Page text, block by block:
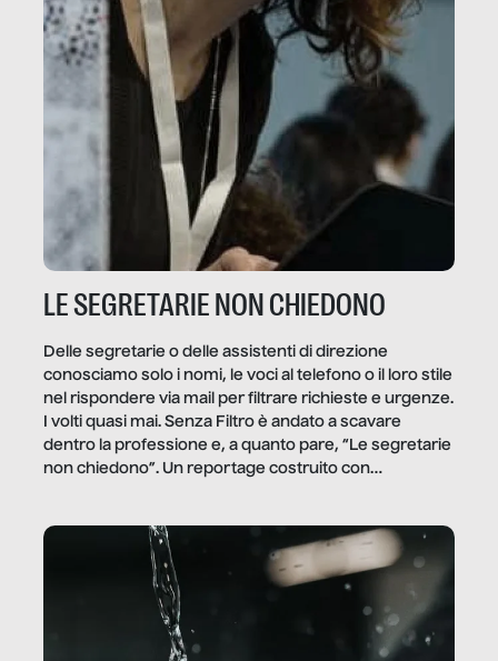
LE SEGRETARIE NON CHIEDONO
Delle segretarie o delle assistenti di direzione
conosciamo solo i nomi, le voci al telefono o il loro stile
nel rispondere via mail per filtrare richieste e urgenze.
I volti quasi mai. Senza Filtro è andato a scavare
dentro la professione e, a quanto pare, “Le segretarie
non chiedono”. Un reportage costruito con